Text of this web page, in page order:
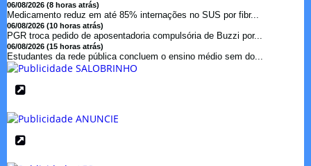
06/08/2026 (8 horas atrás)
Medicamento reduz em até 85% internações no SUS por fibr...
06/08/2026 (10 horas atrás)
PGR troca pedido de aposentadoria compulsória de Buzzi por...
06/08/2026 (15 horas atrás)
Estudantes da rede pública concluem o ensino médio sem do...